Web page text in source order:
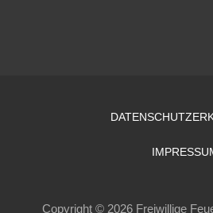
Copyright © 2026 Freiwillige